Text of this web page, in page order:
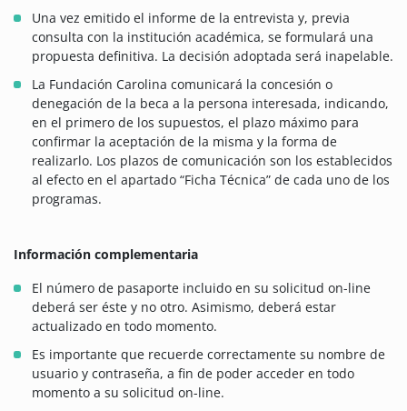
Una vez emitido el informe de la entrevista y, previa
consulta con la institución académica, se formulará una
propuesta definitiva. La decisión adoptada será inapelable.
La Fundación Carolina comunicará la concesión o
denegación de la beca a la persona interesada, indicando,
en el primero de los supuestos, el plazo máximo para
confirmar la aceptación de la misma y la forma de
realizarlo. Los plazos de comunicación son los establecidos
al efecto en el apartado “Ficha Técnica” de cada uno de los
programas.
Información complementaria
El número de pasaporte incluido en su solicitud on-line
deberá ser éste y no otro. Asimismo, deberá estar
actualizado en todo momento.
Es importante que recuerde correctamente su nombre de
usuario y contraseña, a fin de poder acceder en todo
momento a su solicitud on-line.